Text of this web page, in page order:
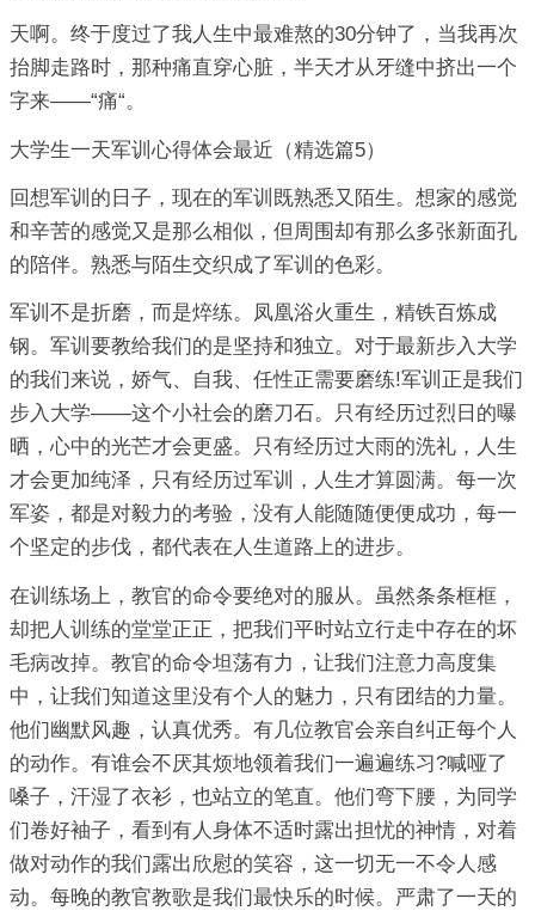
天啊。终于度过了我人生中最难熬的30分钟了，当我再次
抬脚走路时，那种痛直穿心脏，半天才从牙缝中挤出一个
字来——“痛“。
大学生一天军训心得体会最近（精选篇5）
回想军训的日子，现在的军训既熟悉又陌生。想家的感觉
和辛苦的感觉又是那么相似，但周围却有那么多张新面孔
的陪伴。熟悉与陌生交织成了军训的色彩。
军训不是折磨，而是焠练。凤凰浴火重生，精铁百炼成
钢。军训要教给我们的是坚持和独立。对于最新步入大学
的我们来说，娇气、自我、任性正需要磨练!军训正是我们
步入大学——这个小社会的磨刀石。只有经历过烈日的曝
晒，心中的光芒才会更盛。只有经历过大雨的洗礼，人生
才会更加纯泽，只有经历过军训，人生才算圆满。每一次
军姿，都是对毅力的考验，没有人能随随便便成功，每一
个坚定的步伐，都代表在人生道路上的进步。
在训练场上，教官的命令要绝对的服从。虽然条条框框，
却把人训练的堂堂正正，把我们平时站立行走中存在的坏
毛病改掉。教官的命令坦荡有力，让我们注意力高度集
中，让我们知道这里没有个人的魅力，只有团结的力量。
他们幽默风趣，认真优秀。有几位教官会亲自纠正每个人
的动作。有谁会不厌其烦地领着我们一遍遍练习?喊哑了
嗓子，汗湿了衣衫，也站立的笔直。他们弯下腰，为同学
们卷好袖子，看到有人身体不适时露出担忧的神情，对着
做对动作的我们露出欣慰的笑容，这一切无一不令人感
动。每晚的教官教歌是我们最快乐的时候。严肃了一天的